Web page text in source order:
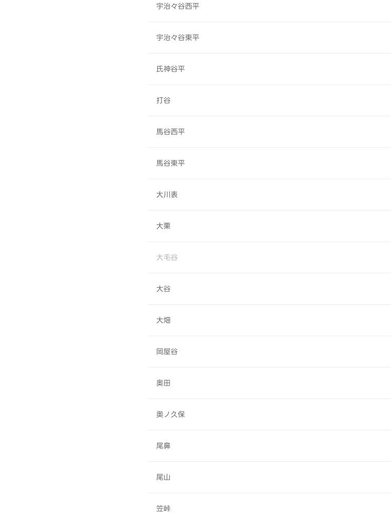
宇治々谷西平
宇治々谷東平
氏神谷平
打谷
馬谷西平
馬谷東平
大川表
大栗
大毛谷
大谷
大畑
岡屋谷
奥田
奥ノ久保
尾鼻
尾山
笠峠